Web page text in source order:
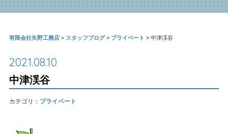
有限会社矢野工務店> スタッフブログ> プライベート > 中津渓谷
2021.08.10
中津渓谷
カテゴリ： プライベート